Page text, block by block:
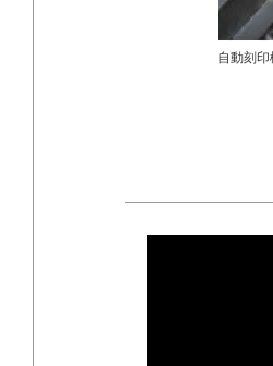
自動刻